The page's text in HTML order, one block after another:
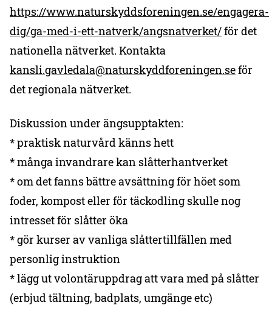
https://www.naturskyddsforeningen.se/engagera-
dig/ga-med-i-ett-natverk/angsnatverket/för det
nationella nätverket. Kontakta
kansli.gavledala@naturskyddforeningen.seför
det regionala nätverket.
Diskussion under ängsupptakten:
* praktisk naturvård känns hett
* många invandrare kan slåtterhantverket
* om det fanns bättre avsättning för höet som
foder, kompost eller för täckodling skulle nog
intresset för slåtter öka
* gör kurser av vanliga slåttertillfällen med
personlig instruktion
* lägg ut volontäruppdrag att vara med på slåtter
(erbjud tältning, badplats, umgänge etc)